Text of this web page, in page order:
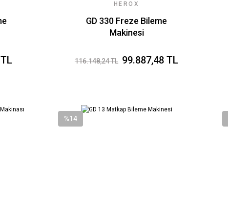
HEROX
GD 330 Freze Bileme
Makinesi
116.148,24 TL 99.887,48 TL
%14